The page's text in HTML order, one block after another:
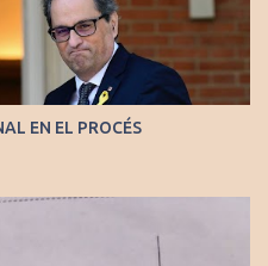
EN EL PROCÉS